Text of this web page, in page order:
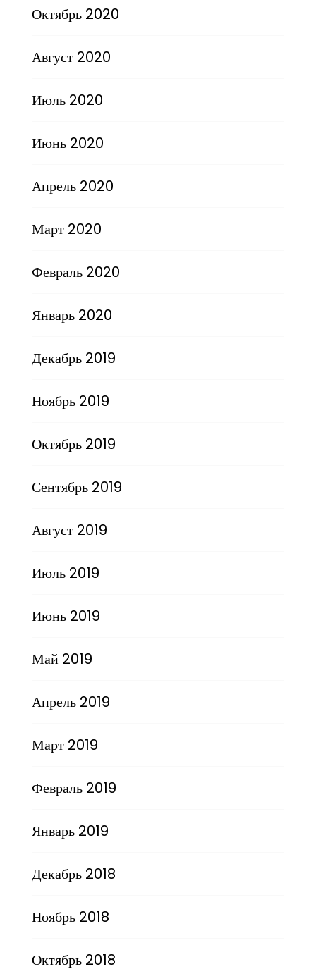
Октябрь 2020
Август 2020
Июль 2020
Июнь 2020
Апрель 2020
Март 2020
Февраль 2020
Январь 2020
Декабрь 2019
Ноябрь 2019
Октябрь 2019
Сентябрь 2019
Август 2019
Июль 2019
Июнь 2019
Май 2019
Апрель 2019
Март 2019
Февраль 2019
Январь 2019
Декабрь 2018
Ноябрь 2018
Октябрь 2018